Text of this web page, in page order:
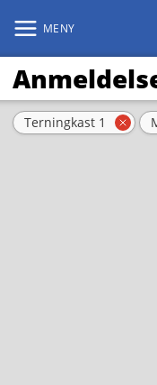
MENY
Aktive filter
Terningkast 1